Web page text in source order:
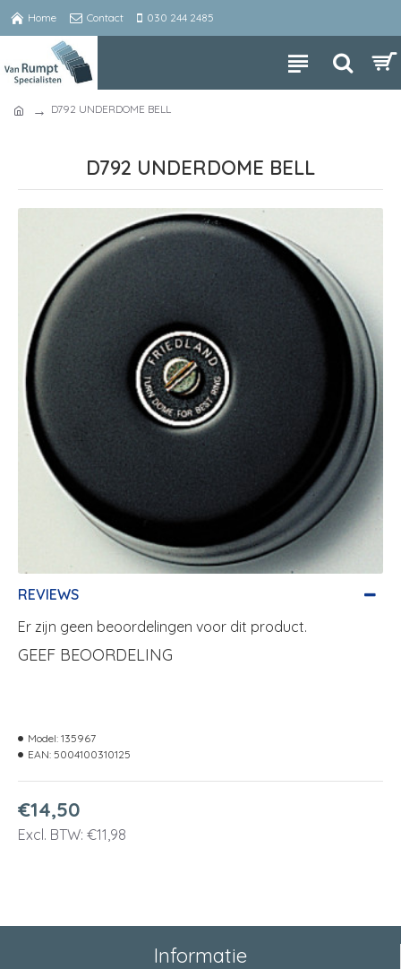
Home Contact 030 244 2485
D792 UNDERDOME BELL
D792 UNDERDOME BELL
REVIEWS
Er zijn geen beoordelingen voor dit product.
GEEF BEOORDELING
€14,50
Excl. BTW: €11,98
Model: 135967
EAN: 5004100310125
Informatie